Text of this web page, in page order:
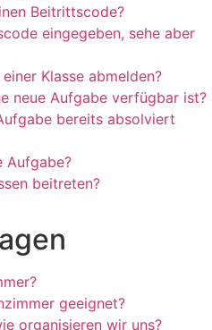
Beitrittscode?
eingegeben, sehe aber
Klasse abmelden?
neue Aufgabe verfügbar ist?
bereits absolviert
Aufgabe?
beitreten?
geeignet?
organisieren wir uns?